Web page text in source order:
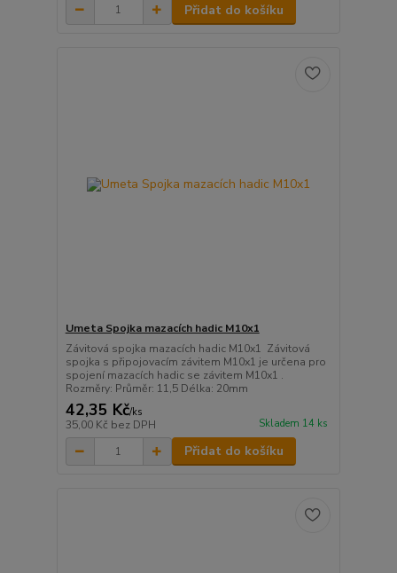
Přidat do košíku
Umeta Spojka mazacích hadic M10x1
Závitová spojka mazacích hadic M10x1 Závitová
spojka s připojovacím závitem M10x1 je určena pro
spojení mazacích hadic se závitem M10x1 .
Rozměry: Průměr: 11,5 Délka: 20mm
42,35 Kč/ks
35,00 Kč bez DPH Skladem 14 ks
Přidat do košíku